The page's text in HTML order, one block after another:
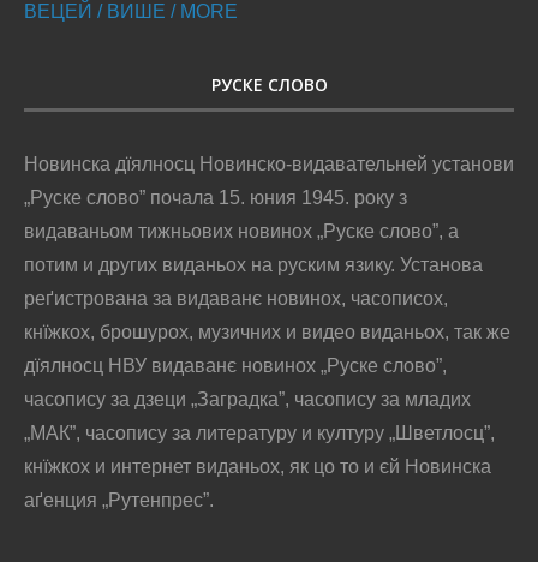
ВЕЦЕЙ / ВИШЕ / MORE
РУСКЕ СЛОВО
Новинска дїялносц Новинско-видавательней установи
„Руске слово” почала 15. юния 1945. року з
видаваньом тижньових новинох „Руске слово”, а
потим и других виданьох на руским язику. Установа
реґистрована за видаванє новинох, часописох,
кнїжкох, брошурох, музичних и видео виданьох, так же
дїялносц НВУ видаванє новинох „Руске слово”,
часопису за дзеци „Заградка”, часопису за младих
„МАК”, часопису за литературу и културу „Шветлосц”,
кнїжкох и интернет виданьох, як цо то и єй Новинска
аґенция „Рутенпрес”.